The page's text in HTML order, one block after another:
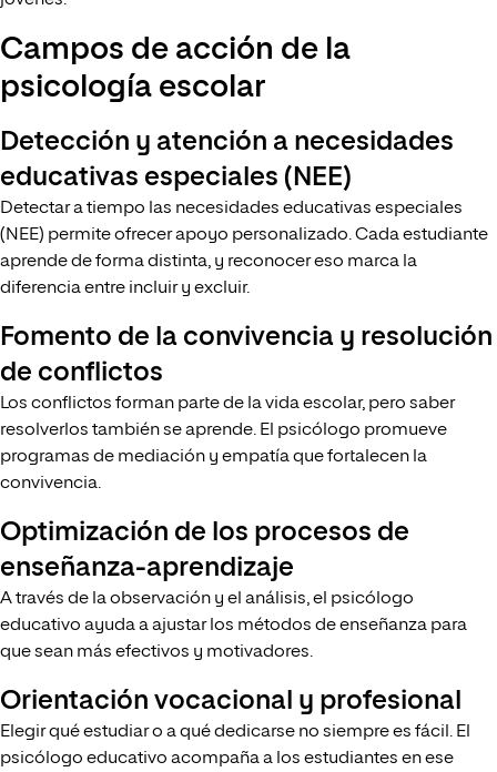
Campos de acción de la
psicología escolar
Detección y atención a necesidades
educativas especiales (NEE)
Detectar a tiempo las necesidades educativas especiales
(NEE) permite ofrecer apoyo personalizado. Cada estudiante
aprende de forma distinta, y reconocer eso marca la
diferencia entre incluir y excluir.
Fomento de la convivencia y resolución
de conflictos
Los conflictos forman parte de la vida escolar, pero saber
resolverlos también se aprende. El psicólogo promueve
programas de mediación y empatía que fortalecen la
convivencia.
Optimización de los procesos de
enseñanza-aprendizaje
A través de la observación y el análisis, el psicólogo
educativo ayuda a ajustar los métodos de enseñanza para
que sean más efectivos y motivadores.
Orientación vocacional y profesional
Elegir qué estudiar o a qué dedicarse no siempre es fácil. El
psicólogo educativo acompaña a los estudiantes en ese